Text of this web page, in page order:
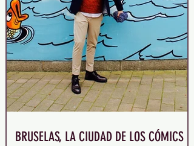
BRUSELAS, LA CIUDAD DE LOS CÓMICS